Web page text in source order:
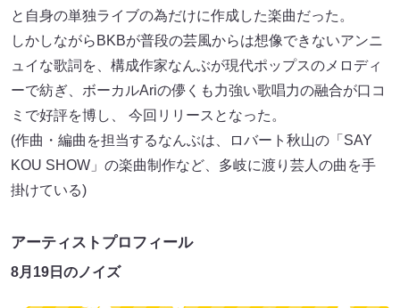
と自身の単独ライブの為だけに作成した楽曲だった。
しかしながらBKBが普段の芸風からは想像できないアンニ
ュイな歌詞を、構成作家なんぶが現代ポップスのメロディ
ーで紡ぎ、ボーカルAriの儚くも力強い歌唱力の融合が口コ
ミで好評を博し、 今回リリースとなった。
(作曲・編曲を担当するなんぶは、ロバート秋山の「SAY
KOU SHOW」の楽曲制作など、多岐に渡り芸人の曲を手
掛けている)
アーティストプロフィール
8月19日のノイズ